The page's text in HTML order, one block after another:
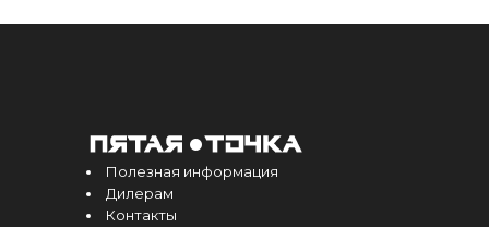
Полезная информация
Дилерам
Контакты